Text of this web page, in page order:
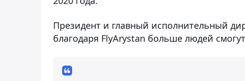
Президент и главный исполнительный
благодаря FlyArystan больше людей